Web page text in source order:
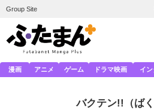
Group Site
漫画 アニメ ゲーム ドラマ映画 イ
バクテン!! （ば